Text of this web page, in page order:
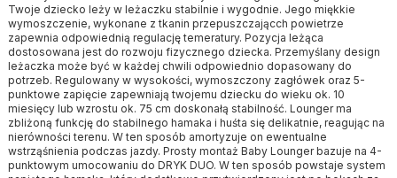
Twoje dziecko leży w leżaczku stabilnie i wygodnie. Jego miękkie
wymoszczenie, wykonane z tkanin przepuszczającch powietrze
zapewnia odpowiednią regulację temeratury. Pozycja leżąca
dostosowana jest do rozwoju fizycznego dziecka. Przemyślany design
leżaczka może być w każdej chwili odpowiednio dopasowany do
potrzeb. Regulowany w wysokości, wymoszczony zagłówek oraz 5-
punktowe zapięcie zapewniają twojemu dziecku do wieku ok. 10
miesięcy lub wzrostu ok. 75 cm doskonałą stabilność. Lounger ma
zbliżoną funkcję do stabilnego hamaka i huśta się delikatnie, reagując na
nierówności terenu. W ten sposób amortyzuje on ewentualne
wstrząśnienia podczas jazdy. Prosty montaż Baby Lounger bazuje na 4-
punktowym umocowaniu do DRYK DUO. W ten sposób powstaje system